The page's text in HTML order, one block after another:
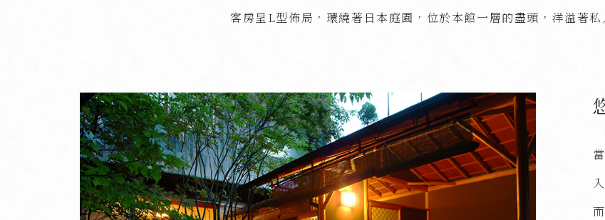
客房呈L型佈局，環繞著日本庭園，位於本館一層的盡頭，洋溢著私